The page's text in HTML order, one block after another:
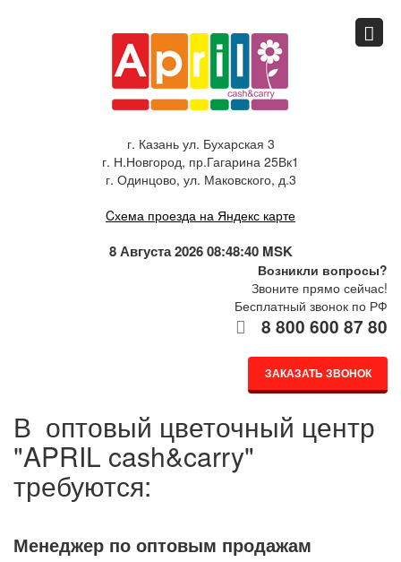
г. Казань ул. Бухарская 3
г. Н.Новгород, пр.Гагарина 25Вк1
г. Одинцово, ул. Маковского, д.3
Cхема проезда на Яндекс карте
8 Августа 2026 08:48:40 MSK
Возникли вопросы?
Звоните прямо сейчас!
Бесплатный звонок по РФ
8 800 600 87 80
ЗАКАЗАТЬ ЗВОНОК
Главная
Спец.предложения
Как купить
Грузоперевозки
Контакты
В оптовый цветочный центр
"APRIL cash&carry"
требуются:
Менеджер по оптовым продажам